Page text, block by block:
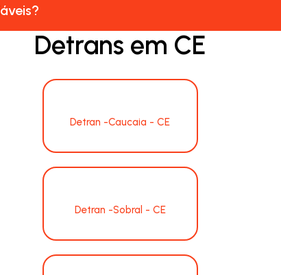
Detrans em CE
Detran -Caucaia - CE
Detran -Sobral - CE